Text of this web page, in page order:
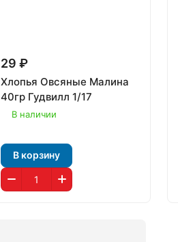
29 ₽
Хлопья Овсяные Малина
40гр Гудвилл 1/17
В наличии
В корзину